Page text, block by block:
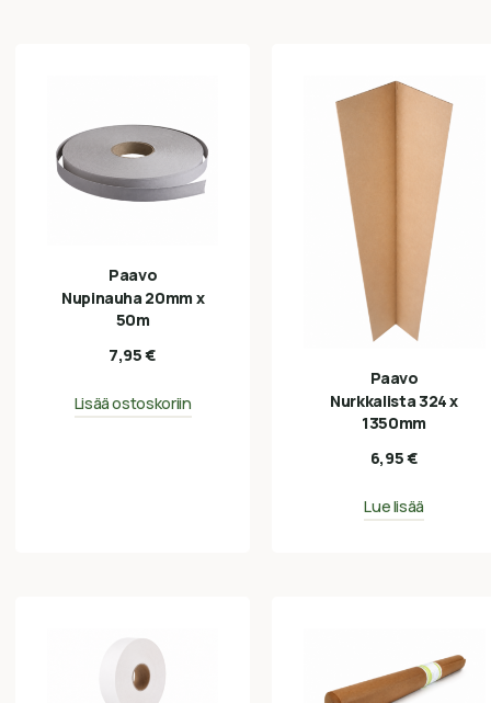
Paavo
Nupinauha 20mm x
50m
7,95€
Lisää ostoskoriin
Paavo
Nurkkalista 324 x
1350mm
6,95€
Lue lisää